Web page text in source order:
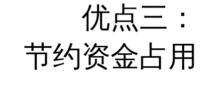
优点三：
节约资金占用